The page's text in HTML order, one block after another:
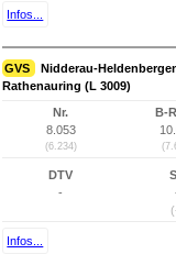
Infos...
GVS
Nidderau-
Rathenauring (L 3009)
Nr.
8.053
(6.234)
B-
DTV
-
Infos...